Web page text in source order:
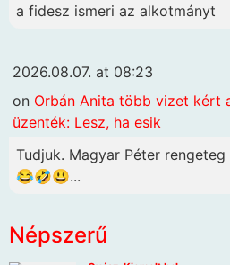
a fidesz ismeri az alkotmányt
2026.08.07. at 08:23
on Orbán Anita több vizet kért
üzenték: Lesz, ha esik
Tudjuk. Magyar Péter
😂🤣😃...
Népszerű